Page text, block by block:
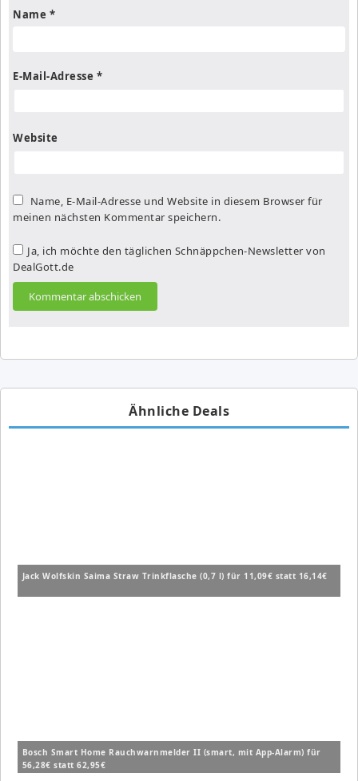
Name *
E-Mail-Adresse *
Website
Name, E-Mail-Adresse und Website in diesem Browser für
meinen nächsten Kommentar speichern.
Ja, ich möchte den täglichen Schnäppchen-Newsletter von
DealGott.de
Ähnliche Deals
Jack Wolfskin Saima Straw Trinkflasche (0,7 l) für 11,09€ statt 16,14€
Bosch Smart Home Rauchwarnmelder II (smart, mit App-Alarm) für
56,28€ statt 62,95€